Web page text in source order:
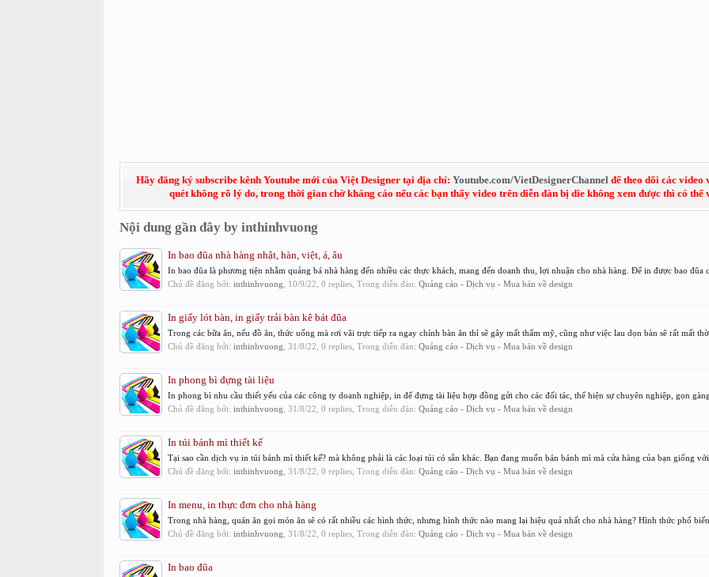
Hãy đăng ký subscribe kênh Youtube mới của Việt Designer tại địa chỉ: Youtube.com/VietDesignerChannel để theo dõi các video
quét không rõ lý do, trong thời gian chờ kháng cáo nếu các bạn thấy video trên diễn đàn bị die không xem được thì có thể
Nội dung gần đây by inthinhvuong
In bao đũa nhà hàng nhật, hàn, việt, á, âu
In bao đũa là phương tiện nhằm quảng bá nhà hàng đến nhiều các thực khách, mang đến doanh thu, lợi nhuận cho nhà hàng. Để in được bao đũa
Chủ đề đăng bởi: inthinhvuong 10/9/22 , 0 replies, Trong diễn đàn: Quảng cáo - Dịch vụ - Mua bán về design
In giấy lót bàn, in giấy trải bàn kê bát đũa
Trong các bữa ăn, nếu đồ ăn, thức uống mà rơi vãi trực tiếp ra ngay chính bàn ăn thì sẽ gây mất thẩm mỹ, cũng như việc lau dọn bàn sẽ rất mất
Chủ đề đăng bởi: inthinhvuong 31/8/22 , 0 replies, Trong diễn đàn: Quảng cáo - Dịch vụ - Mua bán về design
In phong bì đựng tài liệu
In phong bì nhu cầu thiết yếu của các công ty doanh nghiệp, in để đựng tài liệu hợp đồng gửi cho các đối tác, thể hiện sự chuyên nghiệp, gọn
Chủ đề đăng bởi: inthinhvuong 31/8/22 , 0 replies, Trong diễn đàn: Quảng cáo - Dịch vụ - Mua bán về design
In túi bánh mì thiết kế
Tại sao cần dịch vụ in túi bánh mì thiết kế? mà không phải là các loại túi có sẵn khác. Bạn đang muốn bán bánh mì mà cửa hàng của bạn giống
Chủ đề đăng bởi: inthinhvuong 31/8/22 , 0 replies, Trong diễn đàn: Quảng cáo - Dịch vụ - Mua bán về design
In menu, in thực đơn cho nhà hàng
Trong nhà hàng, quán ăn gọi món ăn sẽ có rất nhiều các hình thức, nhưng hình thức nào mang lại hiệu quả nhất cho nhà hàng? Hình thức phổ biến
Chủ đề đăng bởi: inthinhvuong 31/8/22 , 0 replies, Trong diễn đàn: Quảng cáo - Dịch vụ - Mua bán về design
In bao đũa